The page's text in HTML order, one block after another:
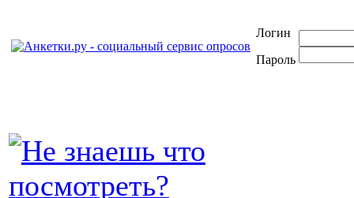
Логин
Пароль